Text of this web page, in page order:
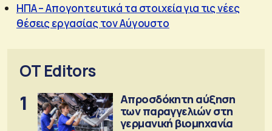
ΗΠΑ – Απογοητευτικά τα στοιχεία για τις νέες
θέσεις εργασίας τον Αύγουστο
OT Editors
1
Απροσδόκητη αύξηση
των παραγγελιών στη
γερμανική βιομηχανία